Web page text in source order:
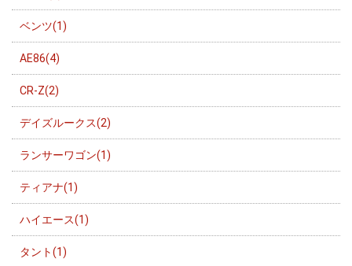
ベンツ(1)
AE86(4)
CR-Z(2)
デイズルークス(2)
ランサーワゴン(1)
ティアナ(1)
ハイエース(1)
タント(1)